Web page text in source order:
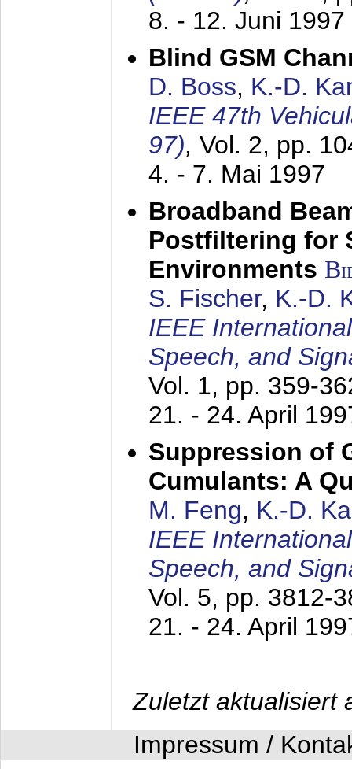
8. - 12. Juni 1997
Blind GSM
D. Boss, K.-D.
IEEE 47th
97), Vol. 2, pp.
4. - 7. Mai 1997
Broadband
Postfiltering for
Environments
S. Fischer, K.-D.
IEEE
Speech, and
Vol. 1, pp. 359-
21. - 24. April
Suppression of
Cumulants: A
M. Feng, K.-D.
IEEE
Speech, and
Vol. 5, pp. 3812-
21. - 24. April
Zuletzt aktualisiert
Impressum /